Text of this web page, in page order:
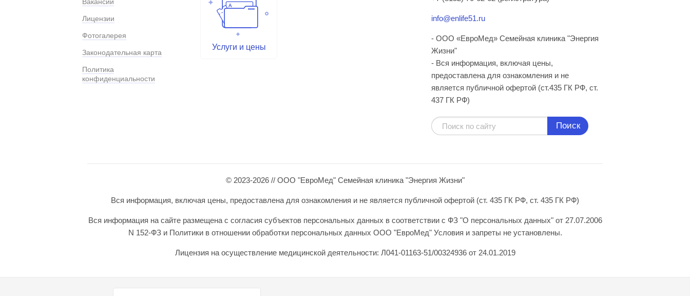
Вакансии
Лицензии
Фотогалерея
Законодательная карта
Политика
конфиденциальности
Услуги и цены
info@enlife51.ru
- ООО «ЕвроМед» Семейная клиника "Энергия
Жизни"
- Вся информация, включая цены,
предоставлена для ознакомления и не
является публичной офертой (ст.435 ГК РФ, cт.
437 ГК РФ)
Поиск
© 2023-2026 // ООО "ЕвроМед" Семейная клиника "Энергия Жизни"
Вся информация, включая цены, предоставлена для ознакомления и не является публичной офертой (ст. 435 ГК РФ, ст. 435 ГК РФ)
Вся информация на сайте размещена с согласия субъектов персональных данных в соответствии с ФЗ "О персональных данных" от 27.07.2006
N 152-ФЗ и Политики в отношении обработки персональных данных ООО "ЕвроМед" Условия и запреты не установлены.
Лицензия на осуществление медицинской деятельности: Л041-01163-51/00324936 от 24.01.2019